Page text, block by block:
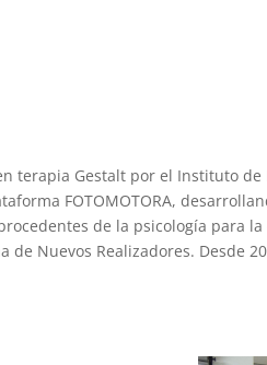
terapia Gestalt por el Instituto
FOTOMOTORA,
de la psicología para
Nuevos Realizadores. Desde